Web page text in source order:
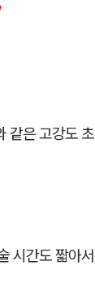
같은 고강도
시간도 짧아